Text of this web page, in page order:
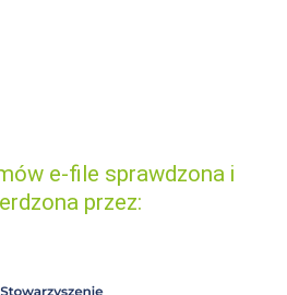
e-file sprawdzona i
przez: